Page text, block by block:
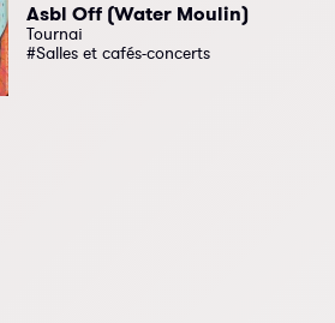
Asbl Off (Water Moulin)
Tournai
#Salles et cafés-concerts